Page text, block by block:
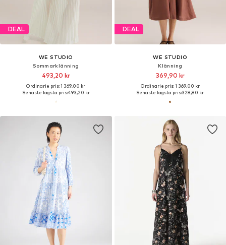
DEAL
WE STUDIO
Sommarklänning
493,20 kr
Ordinarie pris: 1 369,00 kr
Senaste lägsta pris:493,20 kr
DEAL
WE STUDIO
Klänning
369,90 kr
Ordinarie pris: 1 369,00 kr
Senaste lägsta pris:328,80 kr